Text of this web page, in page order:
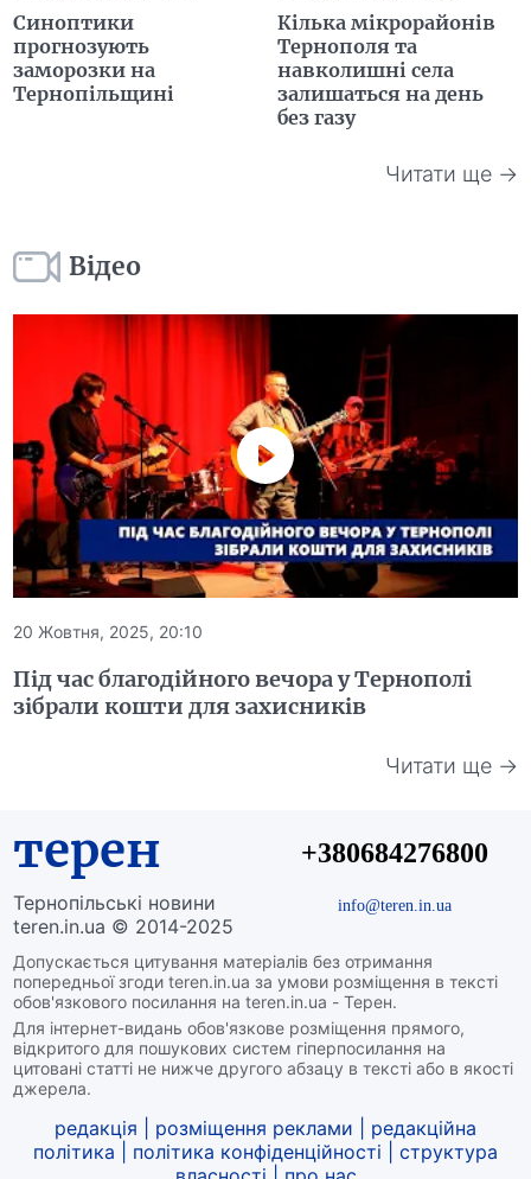
Синоптики
прогнозують
заморозки на
Тернопільщині
Кілька мікрорайонів
Тернополя та
навколишні села
залишаться на день
без газу
Читати ще →
Відео
20 Жовтня, 2025, 20:10
Під час благодійного вечора у Тернополі
зібрали кошти для захисників
Читати ще →
терен
Тернопільські новини
teren.in.ua © 2014-2025
Допускається цитування матеріалів без отримання
попередньої згоди teren.in.ua за умови розміщення в тексті
обов'язкового посилання на teren.in.ua - Терен.
Для інтернет-видань обов'язкове розміщення прямого,
відкритого для пошукових систем гіперпосилання на
цитовані статті не нижче другого абзацу в тексті або в якості
джерела.
+380684276800
info@teren.in.ua
редакція розміщення реклами
редакційна
політика
політика конфіденційності
структура